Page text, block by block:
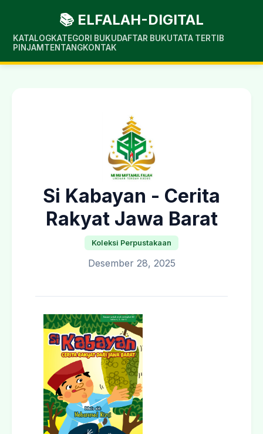
📚 ELFALAH-DIGITAL
KATALOGKATEGORI BUKUDAFTAR BUKUTATA TERTIB
PINJAM TENTANGKONTAK
Si Kabayan - Cerita
Rakyat Jawa Barat
Koleksi Perpustakaan
Desember 28, 2025